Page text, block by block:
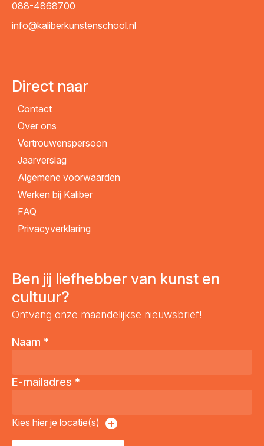
088-4868700
info@kaliberkunstenschool.nl
Direct naar
Contact
Over ons
Vertrouwenspersoon
Jaarverslag
Algemene voorwaarden
Werken bij Kaliber
FAQ
Privacyverklaring
Ben jij liefhebber van kunst en
cultuur?
Ontvang onze maandelijkse nieuwsbrief!
Naam *
E-mailadres *
Kies hier je locatie(s)